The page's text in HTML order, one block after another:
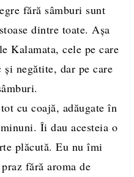
fără sâmburi sunt
dintre toate. Așa
Kalamata, cele pe care
negătite, dar pe care
cu coajă, adăugate în
Îi dau acesteia o
plăcută. Eu nu îmi
fără aroma de